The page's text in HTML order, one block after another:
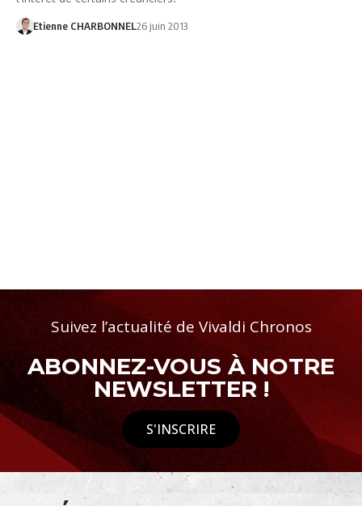
Etienne CHARBONNEL26 juin 2013
Suivez l’actualité de Vivaldi Chronos
ABONNEZ-VOUS À NOTRE
NEWSLETTER !
S'INSCRIRE